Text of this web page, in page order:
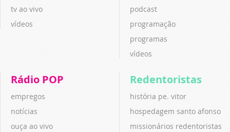
tv ao vivo
vídeos
podcast
programação
programas
vídeos
Rádio POP
empregos
notícias
ouça ao vivo
Redentoristas
história pe. vitor
hospedagem santo afonso
missionários redentoristas